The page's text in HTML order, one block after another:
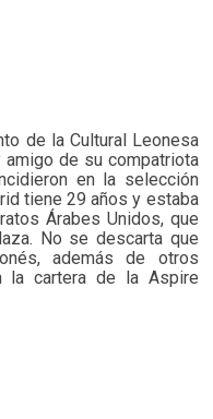
de la Cultural Leonesa
amigo de su compatriota
en la selección
tiene 29 años y estaba
Árabes Unidos, que
No se descarta que
además de otros
la cartera de la Aspire